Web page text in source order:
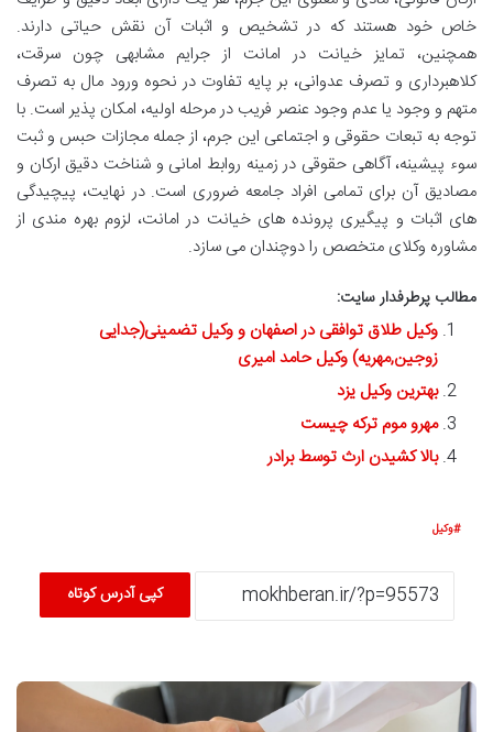
خاص خود هستند که در تشخیص و اثبات آن نقش حیاتی دارند.
همچنین، تمایز خیانت در امانت از جرایم مشابهی چون سرقت،
کلاهبرداری و تصرف عدوانی، بر پایه تفاوت در نحوه ورود مال به تصرف
متهم و وجود یا عدم وجود عنصر فریب در مرحله اولیه، امکان پذیر است. با
توجه به تبعات حقوقی و اجتماعی این جرم، از جمله مجازات حبس و ثبت
سوء پیشینه، آگاهی حقوقی در زمینه روابط امانی و شناخت دقیق ارکان و
مصادیق آن برای تمامی افراد جامعه ضروری است. در نهایت، پیچیدگی
های اثبات و پیگیری پرونده های خیانت در امانت، لزوم بهره مندی از
مشاوره وکلای متخصص را دوچندان می سازد.
مطالب پرطرفدار سایت:
وکیل طلاق توافقی در اصفهان و وکیل تضمینی(جدایی
زوجین,مهریه) وکیل حامد امیری
بهترین وکیل یزد
مهرو موم ترکه چیست
بالا کشیدن ارث توسط برادر
وکیل
کپی آدرس کوتاه